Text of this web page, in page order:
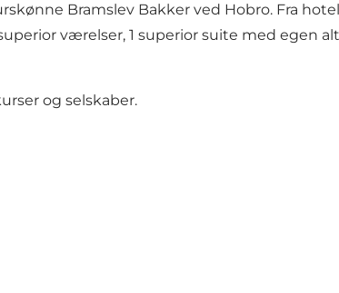
Bramslev Bakker ved Hobro. Fra
værelser, 1 superior suite med egen
og selskaber.